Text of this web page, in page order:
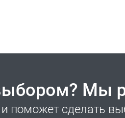
Мы
поможет сделать